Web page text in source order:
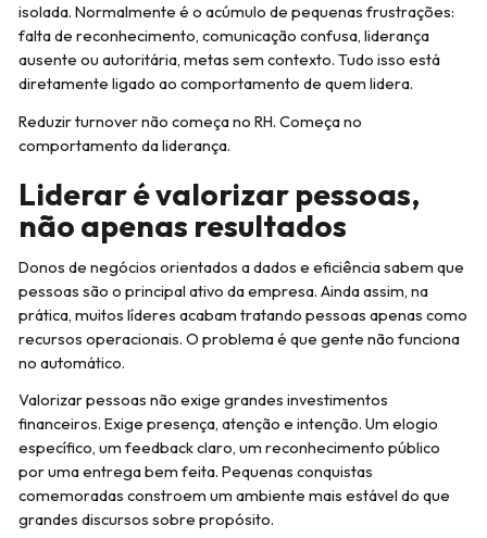
isolada. Normalmente é o acúmulo de pequenas frustrações:
falta de reconhecimento, comunicação confusa, liderança
ausente ou autoritária, metas sem contexto. Tudo isso está
diretamente ligado ao comportamento de quem lidera.
Reduzir turnover não começa no RH. Começa no
comportamento da liderança.
Liderar é valorizar pessoas,
não apenas resultados
Donos de negócios orientados a dados e eficiência sabem que
pessoas são o principal ativo da empresa. Ainda assim, na
prática, muitos líderes acabam tratando pessoas apenas como
recursos operacionais. O problema é que gente não funciona
no automático.
Valorizar pessoas não exige grandes investimentos
financeiros. Exige presença, atenção e intenção. Um elogio
específico, um feedback claro, um reconhecimento público
por uma entrega bem feita. Pequenas conquistas
comemoradas constroem um ambiente mais estável do que
grandes discursos sobre propósito.